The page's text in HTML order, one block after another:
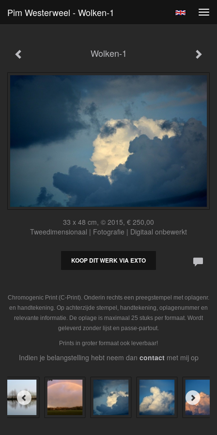
Pim Westerweel - Wolken-1
Wolken-1
33 x 48 cm, © 2015, € 250,00
Tweedimensionaal | Fotografie | Digitaal onbewerkt
KOOP DIT WERK VIA EXTO
Chromogenic Print (C-Print). Onderin rechts een preegstempel met oplagenr.
en handtekening. Op achterzijde stempel, handtekening, oplagenummer en
relevante informatie. De oplage is maximaal 25 stuks per formaat. Wordt
geleverd zonder lijst en passe-partout.
Prints in groter formaat ook leverbaar!
Indien je belangstelling hebt neem dan contactmet mij op